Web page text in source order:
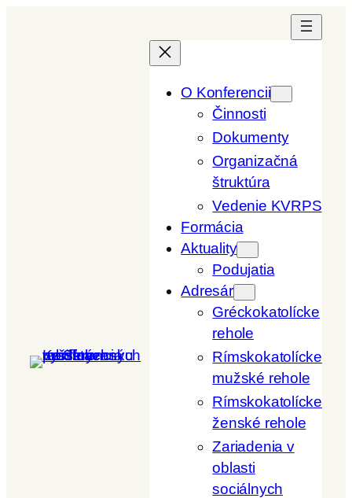
O Konferencii
Činnosti
Dokumenty
Organizačná
štruktúra
Vedenie KVRPS
Formácia
Aktuality
Podujatia
Adresár
Gréckokatolícke
rehole
Rímskokatolícke
mužské rehole
Rímskokatolícke
ženské rehole
Zariadenia v
oblasti
sociálnych